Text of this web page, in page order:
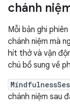
chánh
Mỗi bản ghi
chánh niệm mà
hít thở và vận
chú bổ sung về
chánh niệm sau